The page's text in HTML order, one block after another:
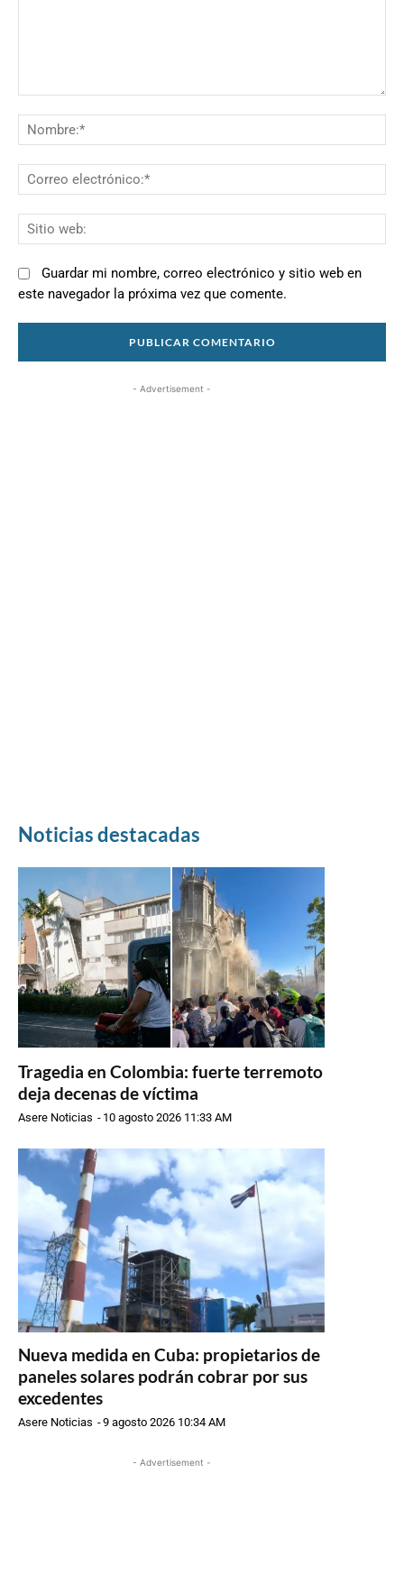
Guardar mi nombre, correo electrónico y sitio web en
este navegador la próxima vez que comente.
- Advertisement -
Noticias destacadas
Tragedia en Colombia: fuerte terremoto
deja decenas de víctima
Asere Noticias - 10 agosto 2026 11:33 AM
Nueva medida en Cuba: propietarios de
paneles solares podrán cobrar por sus
excedentes
Asere Noticias -9 agosto 2026 10:34 AM
- Advertisement -